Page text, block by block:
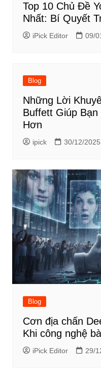
Top 10 Chủ Đề
Nhất: Bí Quyết
iPick Editor 09/
Blog
Những Lời
Buffett Giúp
Hơn
ipick 30/12/2025
Blog
Cơn địa chấn
Khi công nghệ
iPick Editor 29/